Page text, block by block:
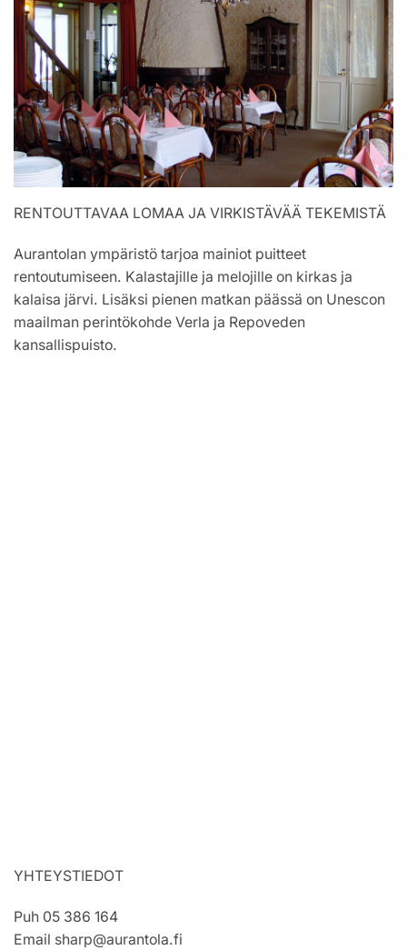
RENTOUTTAVAA LOMAA JA VIRKISTÄVÄÄ TEKEMISTÄ
Aurantolan ympäristö tarjoa mainiot puitteet
rentoutumiseen. Kalastajille ja melojille on kirkas ja
kalaisa järvi. Lisäksi pienen matkan päässä on Unescon
maailman perintökohde Verla ja Repoveden
kansallispuisto.
YHTEYSTIEDOT
Puh 05 386 164
Email sharp@aurantola.fi